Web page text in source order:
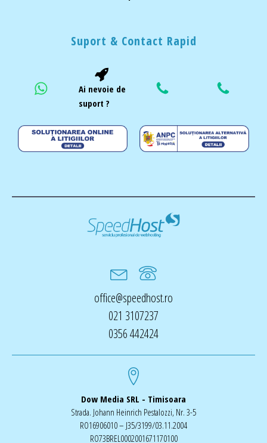
Suport & Contact Rapid
Ai nevoie de
suport ?
office@speedhost.ro
021 3107237
0356 442424
Dow Media SRL - Timisoara
Strada. Johann Heinrich Pestalozzi, Nr. 3-5
RO16906010 – J35/3199/03.11.2004
RO73BREL0002001671170100